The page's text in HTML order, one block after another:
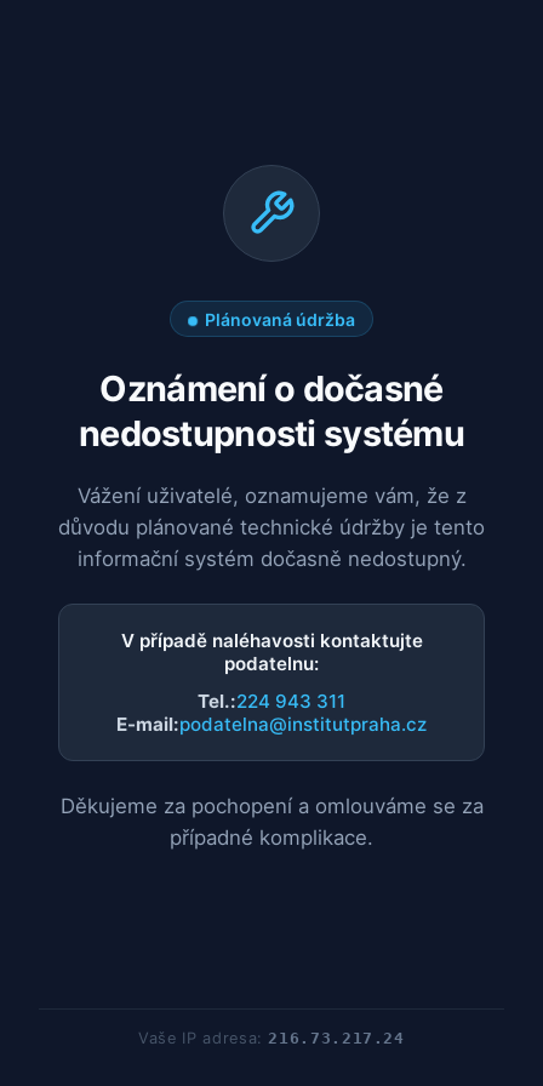
Plánovaná údržba
Oznámení o dočasné
nedostupnosti systému
Vážení uživatelé, oznamujeme vám, že z
důvodu plánované technické údržby je tento
informační systém dočasně nedostupný.
V případě naléhavosti kontaktujte
podatelnu:
Tel.:224 943 311
E-mail:podatelna@institutpraha.cz
Děkujeme za pochopení a omlouváme se za
případné komplikace.
Vaše IP adresa:216.73.217.24